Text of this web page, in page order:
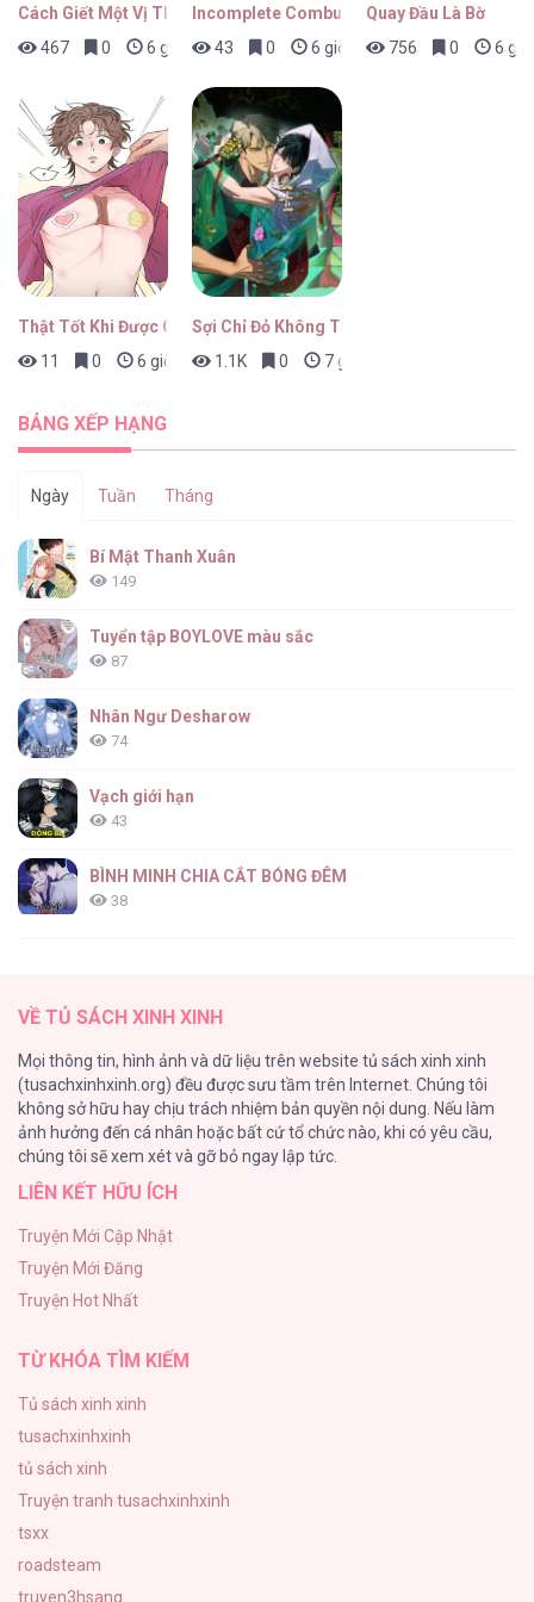
Thợ Săn Lớp Gà Con [...] – Chap 67
Thợ Săn Lớp Gà Con [...] – Chap 66
Thợ Săn Lớp Gà Con [...] – Chap 64
Thợ Săn Lớp Gà Con [...] – Chap 60
Cách Giết Một Vị Thân
467
0 6 giờ trước
Incomplete Combustion
43
0 6 giờ trước
Quay Đầu Là Bờ
756
0 6
Thật Tốt Khi Được Gặp Em
11
0 6 giờ trước
Sợi Chỉ Đỏ Không Tàn
1.1K
0 7 giờ trước
BẢNG XẾP HẠNG
Ngày Tuần Tháng
Bí Mật Thanh Xuân
149
Tuyển tập BOYLOVE màu sắc
87
Nhân Ngư Desharow
74
Vạch giới hạn
43
BÌNH MINH CHIA CẮT BÓNG ĐÊM
38
26
Rổn Nước Lì
26
Tuyển Tập Manhwa Côn Trùng
Phạm Luật
25
VỀ TỦ SÁCH XINH XINH
Mọi thông tin, hình ảnh và dữ liệu trên website tủ sách xinh xinh
(tusachxinhxinh.org) đều được sưu tầm trên Internet. Chúng tôi
không sở hữu hay chịu trách nhiệm bản quyền nội dung. Nếu làm
ảnh hưởng đến cá nhân hoặc bất cứ tổ chức nào, khi có yêu cầu,
chúng tôi sẽ xem xét và gỡ bỏ ngay lập tức.
LIÊN KẾT HỮU ÍCH
Truyện Mới Cập Nhật
Truyện Mới Đăng
Truyện Hot Nhất
TỪ KHÓA TÌM KIẾM
Tủ sách xinh xinh
tusachxinhxinh
tủ sách xinh
Truyện tranh tusachxinhxinh
tsxx
roadsteam
truyen3hsang